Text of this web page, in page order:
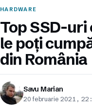
HARDWARE
Top SSD-
le poți
din România
Savu Marian
20 februarie 2021,